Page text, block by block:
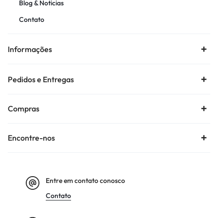
Blog & Noticias
Contato
Informações
Pedidos e Entregas
Compras
Encontre-nos
Entre em contato conosco
Contato